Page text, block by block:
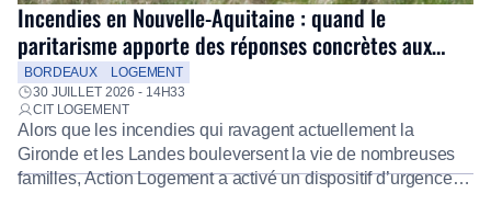
Incendies en Nouvelle-Aquitaine : quand le
paritarisme apporte des réponses concrètes aux
salariés
BORDEAUX
LOGEMENT
30 JUILLET 2026 - 14H33
CIT LOGEMENT
Alors que les incendies qui ravagent actuellement la
Gironde et les Landes bouleversent la vie de nombreuses
familles, Action Logement a activé un dispositif d’urgence